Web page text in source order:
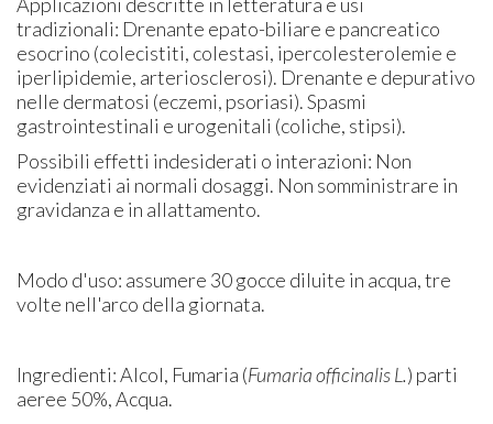
tradizionali: Drenante epato-biliare e pancreatico
esocrino (colecistiti, colestasi, ipercolesterolemie e
iperlipidemie, arteriosclerosi). Drenante e depurativo
nelle dermatosi (eczemi, psoriasi). Spasmi
gastrointestinali e urogenitali (coliche, stipsi).
Possibili effetti indesiderati o interazioni: Non
evidenziati ai normali dosaggi. Non somministrare in
gravidanza e in allattamento.
Modo d'uso: assumere 30 gocce diluite in acqua, tre
volte nell'arco della giornata.
Ingredienti: Alcol, Fumaria (Fumaria officinalis L.) parti
aeree 50%, Acqua.